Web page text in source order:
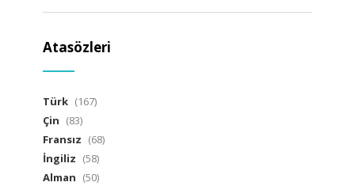
Atasözleri
Türk (167)
Çin (83)
Fransız (68)
İngiliz (58)
Alman (50)